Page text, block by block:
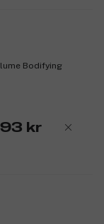
Bodifying
kr